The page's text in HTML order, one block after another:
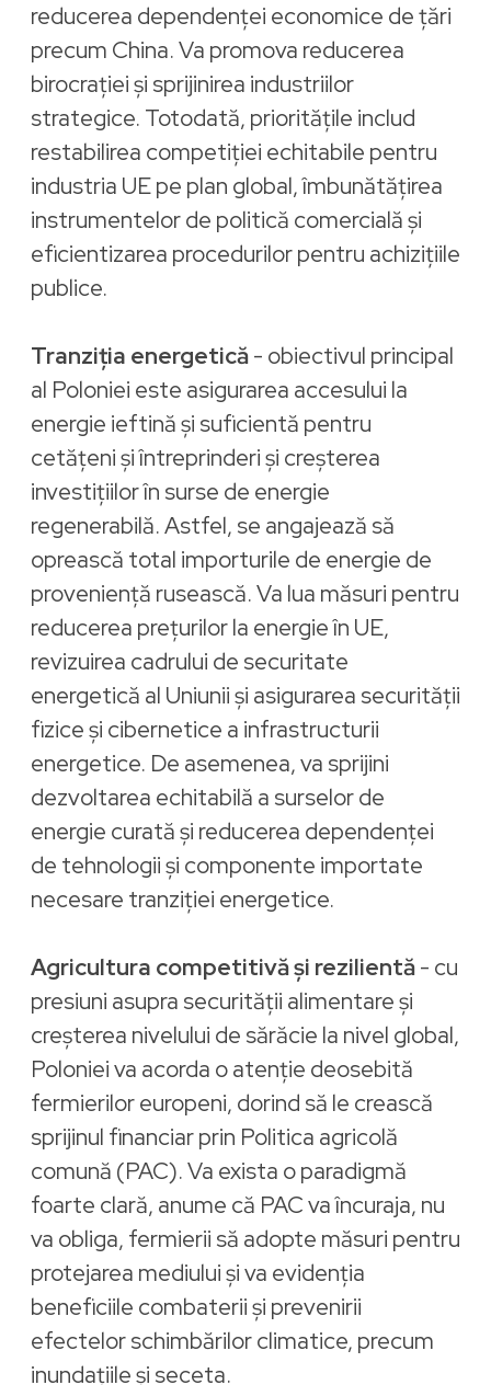
reducerea dependenței economice de țări
precum China. Va promova reducerea
birocrației și sprijinirea industriilor
strategice. Totodată, prioritățile includ
restabilirea competiției echitabile pentru
industria UE pe plan global, îmbunătățirea
instrumentelor de politică comercială și
eficientizarea procedurilor pentru achizițiile
publice.
Tranziția energetică- obiectivul principal
al Poloniei este asigurarea accesului la
energie ieftină și suficientă pentru
cetățeni și întreprinderi şi creșterea
investițiilor în surse de energie
regenerabilă. Astfel, se angajează să
oprească total importurile de energie de
proveniență rusească. Va lua măsuri pentru
reducerea prețurilor la energie în UE,
revizuirea cadrului de securitate
energetică al Uniunii și asigurarea securității
fizice și cibernetice a infrastructurii
energetice. De asemenea, va sprijini
dezvoltarea echitabilă a surselor de
energie curată și reducerea dependenței
de tehnologii și componente importate
necesare tranziției energetice.
Agricultura competitivă și rezilientă- cu
presiuni asupra securității alimentare și
creșterea nivelului de sărăcie la nivel global,
Poloniei va acorda o atenție deosebită
fermierilor europeni, dorind să le crească
sprijinul financiar prin Politica agricolă
comună (PAC). Va exista o paradigmă
foarte clară, anume că PAC va încuraja, nu
va obliga, fermierii să adopte măsuri pentru
protejarea mediului și va evidenția
beneficiile combaterii și prevenirii
efectelor schimbărilor climatice, precum
inundațiile și seceta.